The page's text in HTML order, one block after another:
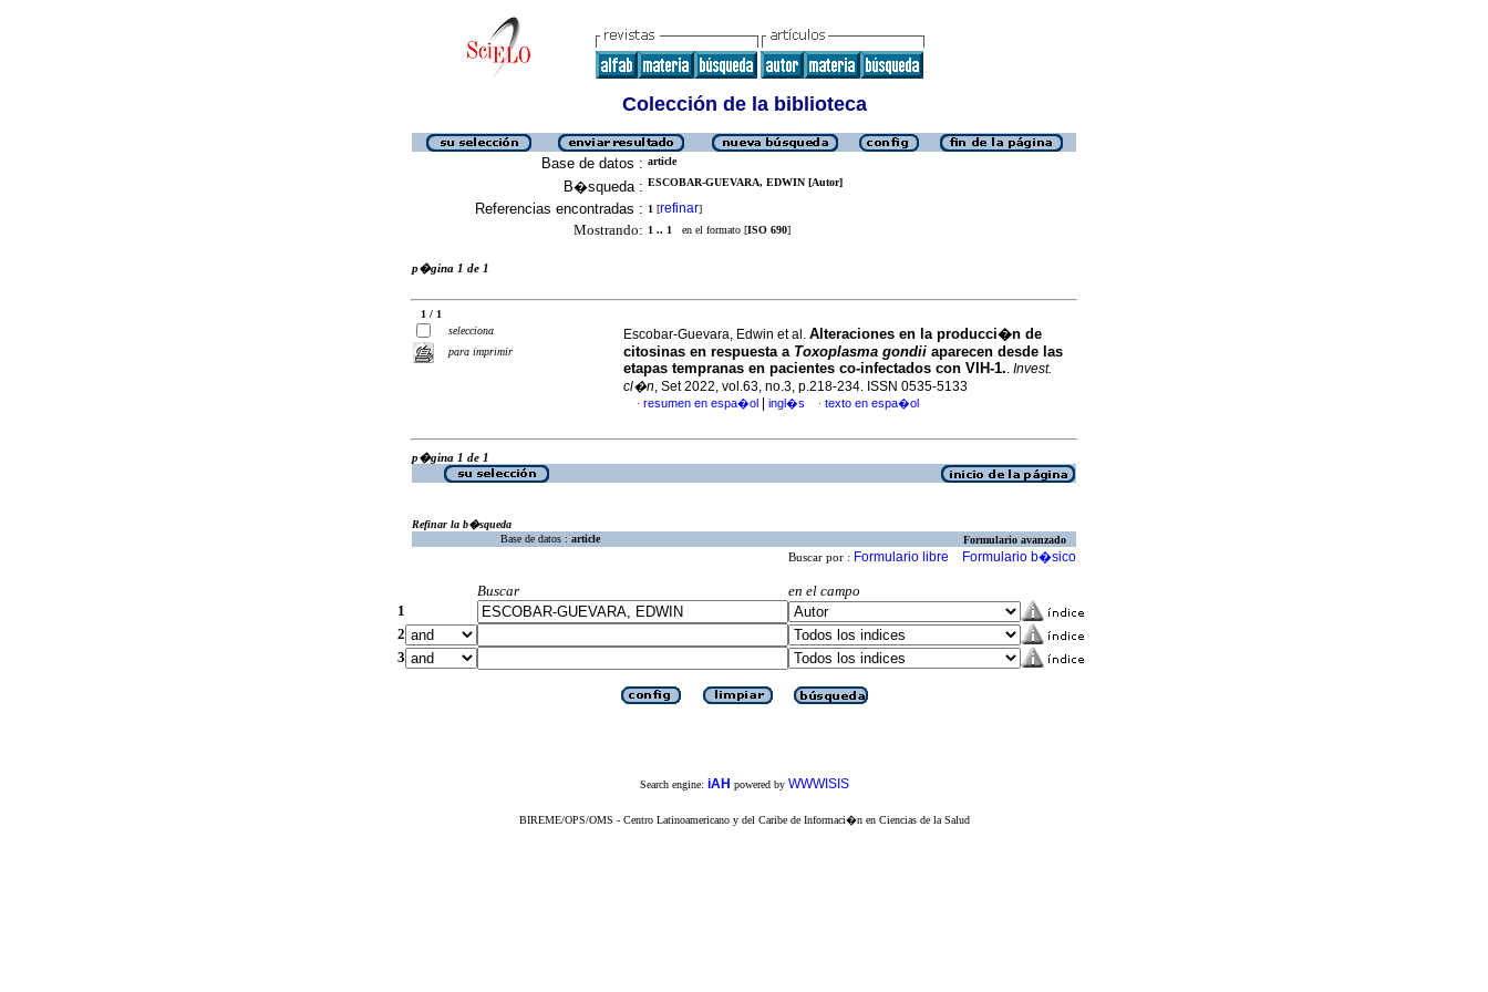
Colección de la biblioteca
Base de datos : article
B�squeda : ESCOBAR-GUEVARA, EDWIN [Autor]
Referencias encontradas : 1 [refinar]
Mostrando: 1 .. 1 en el formato [ISO 690]
p�gina 1 de 1
1 / 1
selecciona
para imprimir
Escobar-Guevara, Edwin et al. Alteraciones en la producci�n de
citosinas en respuesta a Toxoplasma gondii aparecen desde las
etapas tempranas en pacientes co-infectados con VIH-1.. Invest.
cl�n, Set 2022, vol.63, no.3, p.218-234. ISSN 0535-5133
· resumen en espa�ol ingl�s · texto en espa�ol
p�gina 1 de 1
Refinar la b�squeda
Base de datos : article Formulario avanzado
Buscar por : Formulario libre Formulario b�sico
Buscar
en el campo
1
2
3
Search engine: iAH powered by WWWISIS
BIREME/OPS/OMS - Centro Latinoamericano y del Caribe de Informaci�n en Ciencias de la Salud